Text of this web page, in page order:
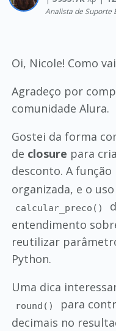
Analista de Suporte
Oi, Nicole! Como
Agradeço por
comunidade Alura.
Gostei da forma
de closure para
desconto. A função
organizada, e o
calcular_preco()
entendimento
reutilizar
Python.
Uma dica
round()
para
decimais no